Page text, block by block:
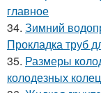
главное
34. Зимний
Прокладка труб
35. Размеры
колодезных колец